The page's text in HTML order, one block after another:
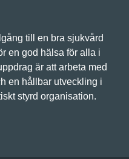
till en bra sjukvård
en god hälsa för alla i
är att arbeta med
en hållbar utveckling i
styrd organisation.